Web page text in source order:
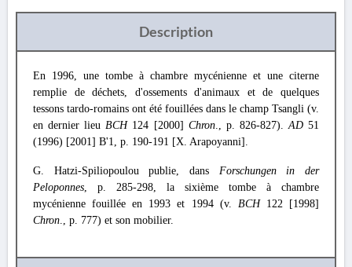
Description
En 1996, une tombe à chambre mycénienne et une citerne
remplie de déchets, d'ossements d'animaux et de quelques
tessons tardo-romains ont été fouillées dans le champ Tsangli (v.
en dernier lieuBCH124 [2000] Chron., p. 826-827).AD51
(1996) [2001] Β'1, p. 190-191 [X. Arapoyanni].
G. Hatzi-Spiliopoulou publie, dans Forschungen in der
Peloponnes, p. 285-298, la sixième tombe à chambre
mycénienne fouillée en 1993 et 1994 (v. BCH 122 [1998]
Chron., p. 777) et son mobilier.